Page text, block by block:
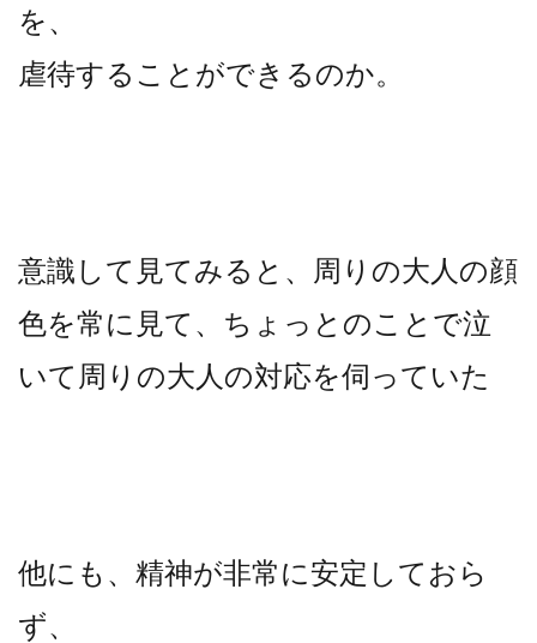
を、
虐待することができるのか。
意識して見てみると、周りの大人の顔
色を常に見て、ちょっとのことで泣
いて周りの大人の対応を伺っていた
他にも、精神が非常に安定しておら
ず、